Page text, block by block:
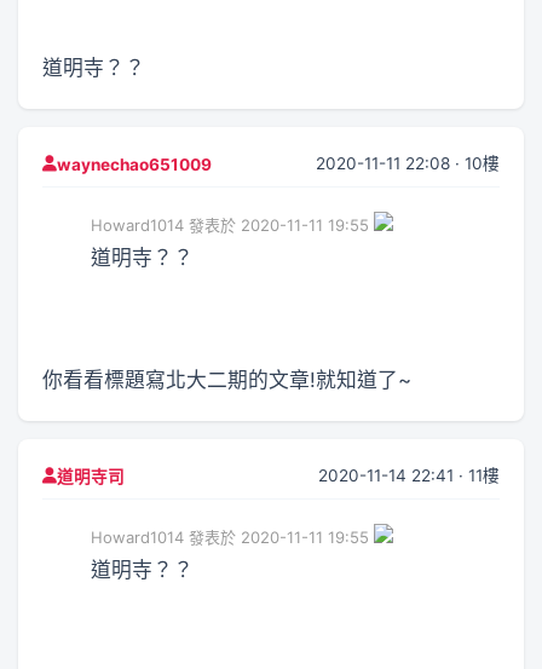
道明寺？？
waynechao651009 2020-11-11 22:08 · 10樓
Howard1014 發表於 2020-11-11 19:55
道明寺？？
你看看標題寫北大二期的文章!就知道了~
道明寺司 2020-11-14 22:41 · 11樓
Howard1014 發表於 2020-11-11 19:55
道明寺？？